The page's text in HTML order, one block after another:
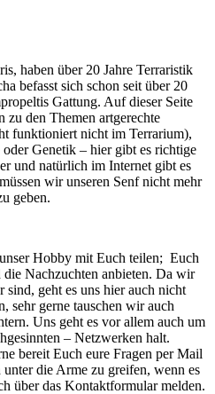
haben über 20 Jahre Terraristik
befasst sich schon seit über 20
Gattung. Auf dieser Seite
zu den Themen artgerechte
funktioniert nicht im Terrarium),
Genetik – hier gibt es richtige
und natürlich im Internet gibt es
wir unseren Senf nicht mehr
geben.
Hobby mit Euch teilen; Euch
die Nachzuchten anbieten. Da wir
geht es uns hier auch nicht
sehr gerne tauschen wir auch
Uns geht es vor allem auch um
– Netzwerken halt.
bereit Euch eure Fragen per Mail
die Arme zu greifen, wenn es
über das Kontaktformular melden.